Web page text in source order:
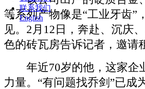
联系我们
English
等系列产物像是“工业牙齿”
见。2月12日，奔赴、沉庆
色的砖瓦房告诉记者，邀请
年近70岁的他，这家企
力量。“有问题找乔剑”已成